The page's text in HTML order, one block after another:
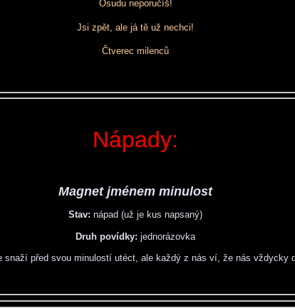
Osudu neporučíš!
Jsi zpět, ale já tě už nechci!
Čtverec milenců
Nápady:
Magnet jménem minulost
Stav: nápad (už je kus napsaný)
Druh povídky: jednorázovka
snaží před svou minulostí utéct, ale každý z nás ví, že nás vždycky